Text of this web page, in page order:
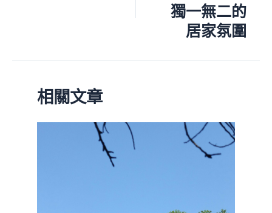
獨一無二的
居家氛圍
相關文章